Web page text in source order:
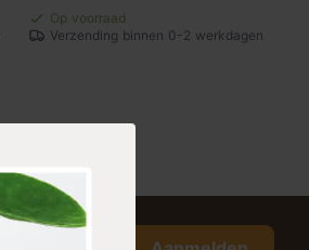
Op voorraad
Verzending binnen 0-2 werkdagen